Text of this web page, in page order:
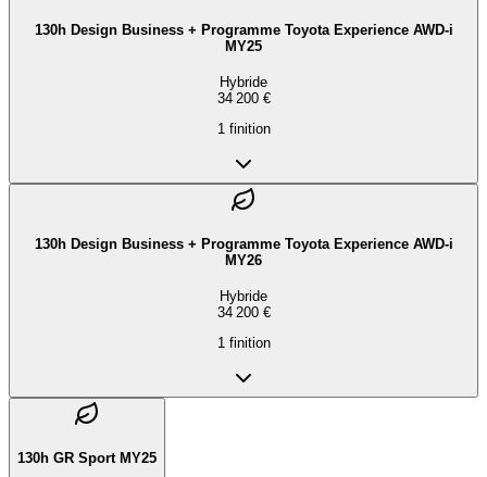
130h Design Business + Programme Toyota Experience AWD-i
MY25
Hybride
34 200 €
1finition
130h Design Business + Programme Toyota Experience AWD-i
MY26
Hybride
34 200 €
1finition
130h GR Sport MY25